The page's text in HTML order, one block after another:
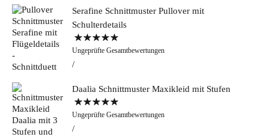
Serafine Schnittmuster Pullover mit
Schulterdetails
Bewertet mit
5.00von 5
Ungeprüfte Gesamtbewertungen
Daalia Schnittmuster Maxikleid mit Stufen
Bewertet mit
5.00von 5
Ungeprüfte Gesamtbewertungen